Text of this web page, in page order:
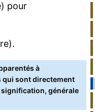
pour
à
qui sont directement
générale